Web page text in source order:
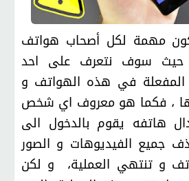
مهمة لكل أصحاب هواتف
الكوندور Condor حيث سوف نتعرف على احد
المفعلة في هذه الهواتف و
، فكما هو معروف اي شخص
هاتفه يقوم بالدخول الى
جميع الفيديوهات و الصور
و تنتهي العملية، و لكن